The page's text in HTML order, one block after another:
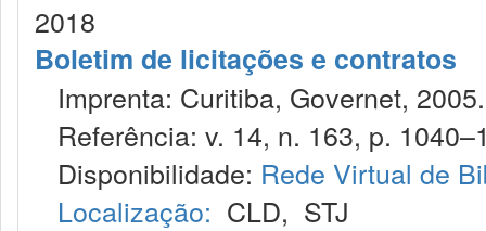
2018
Boletim de licitações e contratos
Imprenta: Curitiba, Governet, 2005.
Referência: v. 14, n. 163, p.
Disponibilidade: Rede Virtual de
Localização: CLD, STJ